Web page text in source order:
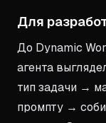
Для
До Dynamic
агента
тип задачи →
промпту →